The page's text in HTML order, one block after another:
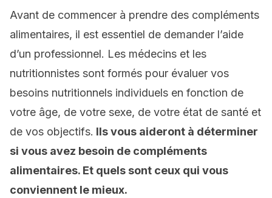
Avant de commencer à prendre des compléments
alimentaires, il est essentiel de demander l’aide
d’un professionnel. Les médecins et les
nutritionnistes sont formés pour évaluer vos
besoins nutritionnels individuels en fonction de
votre âge, de votre sexe, de votre état de santé et
de vos objectifs. Ils vous aideront à déterminer
si vous avez besoin de compléments
alimentaires. Et quels sont ceux qui vous
conviennent le mieux.